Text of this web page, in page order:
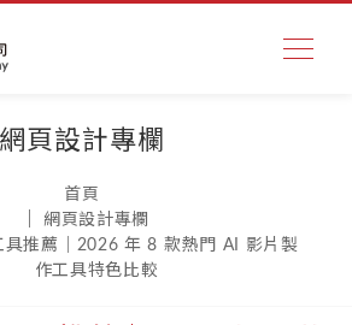
網頁設計專欄
首頁
網頁設計專欄
具推薦｜2026 年 8 款熱門 AI 影片製
作工具特色比較